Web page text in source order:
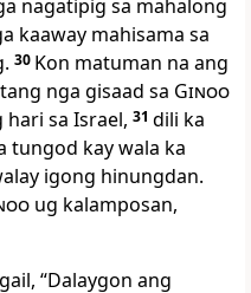
nagatipig sa mahalong
kaaway mahisama sa
30 Kon matuman na ang
nga gisaad sa Ginoo
sa Israel, 31 dili ka
tungod kay wala ka
igong hinungdan.
ug kalamposan,
“Dalaygon ang